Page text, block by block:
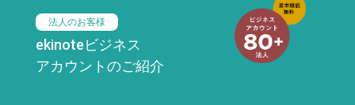
法人のお客様
ekinoteビジネス
アカウントのご紹介